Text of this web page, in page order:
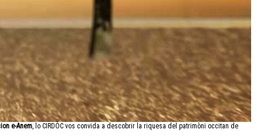
e-Anem, lo CIRDÒC vos convida a descobrir la riquesa del patrimòni occitan de